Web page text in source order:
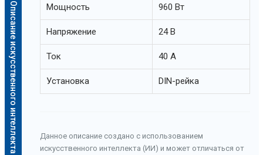
Описание искусственного интеллекта
Мощность 960 Вт
Напряжение 24 В
Ток 40 А
Установка DIN-рейка
Данное описание создано с использованием
искусственного интеллекта (ИИ) и может отличаться от